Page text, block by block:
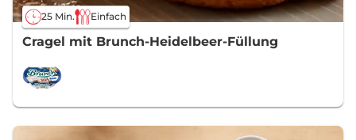
25 Min. Einfach
Cragel mit Brunch-Heidelbeer-Füllung